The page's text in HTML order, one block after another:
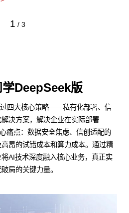
1 / 3
DeepSeek版
四大核心策略——私有化部署、信
决方案，解决企业在实际部署
痛点：数据安全焦虑、信创适配的
昂的试错成本和算力成本。通过精
AI技术深度融入核心业务，真正实
局的关键力量。